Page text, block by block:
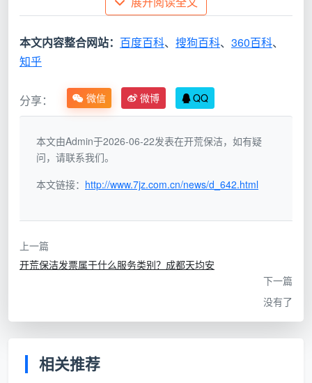
鱼”，采用“基础面积费+污染附加+可选增值”的三段式透
明架构。
① 按面积与户型的基础预算
计算，绝非建筑面积，避免业主多花冤枉钱。下表为
2026年普通平层住宅的常规开荒预算参考：
算（元）
全屋玻璃）
60-80㎡（两居
室）
480 - 640 700 - 900
居室）
100-120㎡
本文内容整合网站： 百度百科、 搜狗百科、 360百科、
知乎
分享： 微信 微博 QQ
本文由Admin于2026-06-22发表在开荒保洁，如有疑
问，请联系我们。
本文链接： http://www.7jz.com.cn/news/d_642.html
上一篇
开荒保洁发票属于什么服务类别？成都天均安
下一篇
没有了
相关推荐